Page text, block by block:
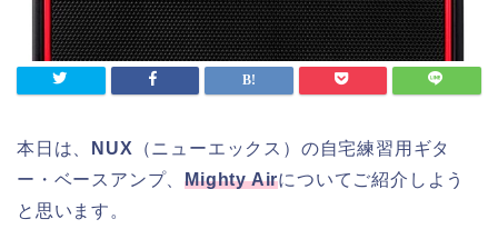
本日は、 NUX （ニューエックス）の自宅練習用ギタ
ー・ベースアンプ、Mighty Airについてご紹介しよう
と思います。